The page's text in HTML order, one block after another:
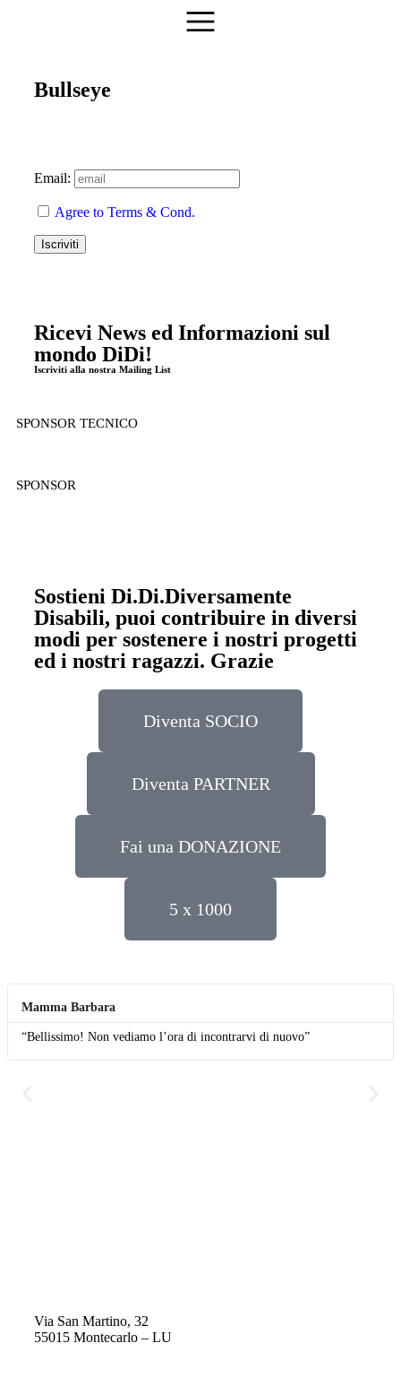
Bullseye
Ricevi News ed Informazioni sul
mondo DiDi!
Iscriviti alla nostra Mailing List
Email:
Agree to Terms & Cond.
SPONSOR TECNICO
SPONSOR
Sostieni Di.Di.Diversamente
Disabili, puoi contribuire in diversi
modi per sostenere i nostri progetti
ed i nostri ragazzi. Grazie
Diventa SOCIO
Diventa PARTNER
Fai una DONAZIONE
5 x 1000
Mamma Barbara
“Bellissimo! Non vediamo l’ora di incontrarvi di nuovo”
Via San Martino, 32
55015 Montecarlo – LU